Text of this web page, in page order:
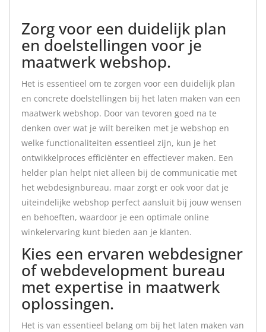
Zorg voor een duidelijk plan
en doelstellingen voor je
maatwerk webshop.
Het is essentieel om te zorgen voor een duidelijk plan
en concrete doelstellingen bij het laten maken van een
maatwerk webshop. Door van tevoren goed na te
denken over wat je wilt bereiken met je webshop en
welke functionaliteiten essentieel zijn, kun je het
ontwikkelproces efficiënter en effectiever maken. Een
helder plan helpt niet alleen bij de communicatie met
het webdesignbureau, maar zorgt er ook voor dat je
uiteindelijke webshop perfect aansluit bij jouw wensen
en behoeften, waardoor je een optimale online
winkelervaring kunt bieden aan je klanten.
Kies een ervaren webdesigner
of webdevelopment bureau
met expertise in maatwerk
oplossingen.
Het is van essentieel belang om bij het laten maken van